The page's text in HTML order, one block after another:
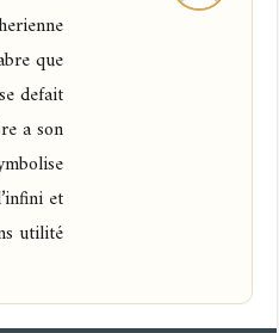
que
defait.
a son
et
utilité